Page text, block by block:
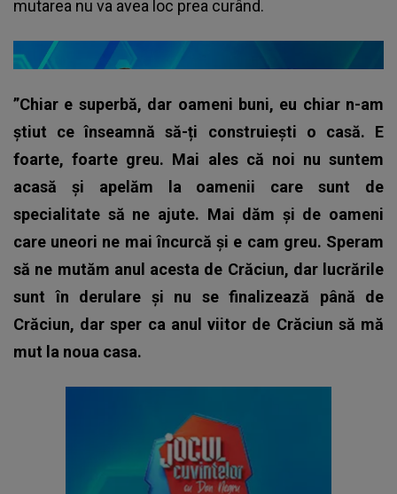
mutarea nu va avea loc prea curând.
”Chiar e superbă, dar oameni buni, eu chiar n-am
știut ce înseamnă să-ți construiești o casă. E
foarte, foarte greu. Mai ales că noi nu suntem
acasă și apelăm la oamenii care sunt de
specialitate să ne ajute. Mai dăm și de oameni
care uneori ne mai încurcă și e cam greu. Speram
să ne mutăm anul acesta de Crăciun, dar lucrările
sunt în derulare și nu se finalizează până de
Crăciun, dar sper ca anul viitor de Crăciun să mă
mut la noua casa.